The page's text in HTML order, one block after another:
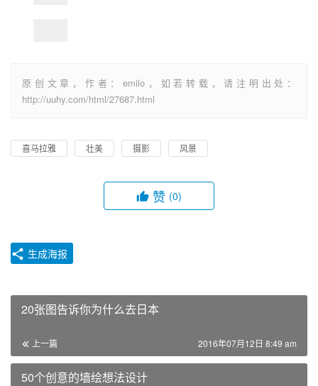
原创文章，作者：emilo，如若转载，请注明出处：
http://uuhy.com/html/27687.html
喜马拉雅 壮美 摄影 风景
赞 (0)
生成海报
20张图告诉你为什么去日本
上一篇 2016年07月12日 8:49 am
50个创意的墙绘想法设计